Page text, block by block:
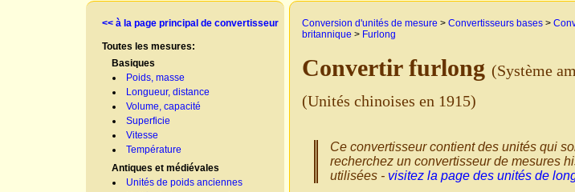
<< à la page principal de convertisseur
Toutes les mesures:
Basiques
Poids, masse
Longueur, distance
Volume, capacité
Superficie
Vitesse
Température
Antiques et médiévales
Unités de poids anciennes
Conversion d'unités de mesure > Convertisseurs bases >
britannique > Furlong
Convertir furlong (Système
(Unités chinoises en 1915)
Ce convertisseur contient des unités qui
recherchez un convertisseur de mesures
utilisées - visitez la page des unités de